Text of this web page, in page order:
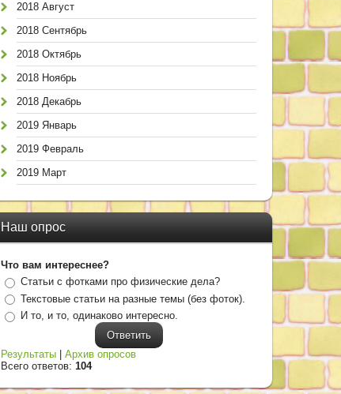
2018 Август
2018 Сентябрь
2018 Октябрь
2018 Ноябрь
2018 Декабрь
2019 Январь
2019 Февраль
2019 Март
Наш опрос
Что вам интереснее?
Статьи с фотками про физические дела?
Текстовые статьи на разные темы (без фоток).
И то, и то, одинаково интересно.
Результаты |Архив опросов
Всего ответов: 104